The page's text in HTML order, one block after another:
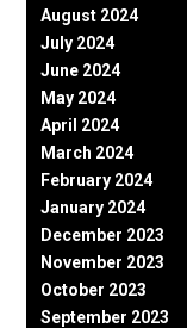
August 2024
July 2024
June 2024
May 2024
April 2024
March 2024
February 2024
January 2024
December 2023
November 2023
October 2023
September 2023